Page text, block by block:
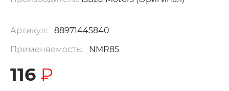
Артикул:
88971445840
Применяемость:
NMR85
116 ₽